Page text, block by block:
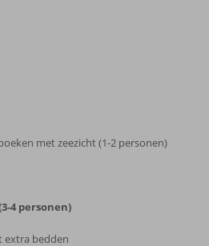
met zeezicht (1-2 personen)
4 personen)
extra bedden